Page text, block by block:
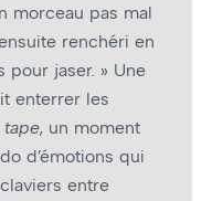
morceau pas mal
renchéri en
pour jaser. » Une
enterrer les
tape, un moment
d’émotions qui
entre